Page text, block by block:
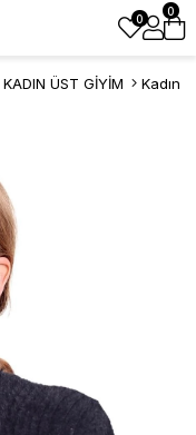
0
0
KADIN ÜST GİYİM Kadın